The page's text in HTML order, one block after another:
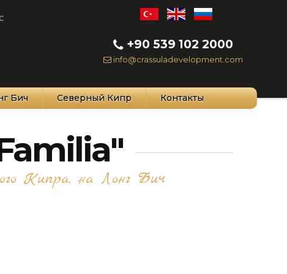
+90 539 102 2000
info@crassuladevelopment.com
Бич Северный Кипр Контакты
Кипра, на Лонг Бич